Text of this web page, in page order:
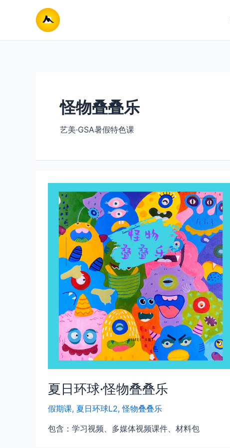
怪物叠叠乐
艺美·GSA暑假特色课
夏日环球·怪物叠叠乐
假期课, 夏日环球L2,怪物叠叠乐
包含：学习视频、多媒体视频课件、材料包